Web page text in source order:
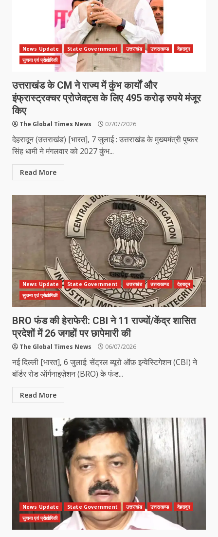
News Update State Government उत्तराखंड उत्तराखण्ड
देहरादून
सुचना एवं प्रोद्योगिकी
उत्तराखंड के CM ने राज्य में कुंभ कार्यों और
इंफ्रास्ट्रक्चर प्रोजेक्ट्स के लिए 495 करोड़ रुपये मंजूर
किए
The Global Times News 07/07/2026
देहरादून (उत्तराखंड) [भारत], 7 जुलाई : उत्तराखंड के मुख्यमंत्री पुष्कर
सिंह धामी ने मंगलवार को 2027 कुंभ...
Read More
News Update State Government उत्तराखंड उत्तराखण्ड
देहरादून
सुचना एवं प्रोद्योगिकी
BRO फंड की हेराफेरी: CBI ने 11 राज्यों/केंद्र शासित
प्रदेशों में 26 जगहों पर छापेमारी की
The Global Times News 06/07/2026
नई दिल्ली [भारत], 6 जुलाई: सेंट्रल ब्यूरो ऑफ़ इन्वेस्टिगेशन (CBI) ने
बॉर्डर रोड ऑर्गनाइज़ेशन (BRO) के फंड...
Read More
News Update State Government उत्तराखंड उत्तराखण्ड
देहरादून
सुचना एवं प्रोद्योगिकी